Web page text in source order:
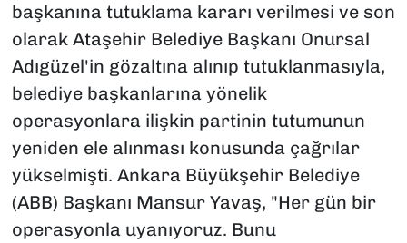
başkanına tutuklama kararı verilmesi ve son
olarak Ataşehir Belediye Başkanı Onursal
Adıgüzel'in gözaltına alınıp tutuklanmasıyla,
belediye başkanlarına yönelik
operasyonlara ilişkin partinin tutumunun
yeniden ele alınması konusunda çağrılar
yükselmişti. Ankara Büyükşehir Belediye
(ABB) Başkanı Mansur Yavaş, "Her gün bir
operasyonla uyanıyoruz. Bunu